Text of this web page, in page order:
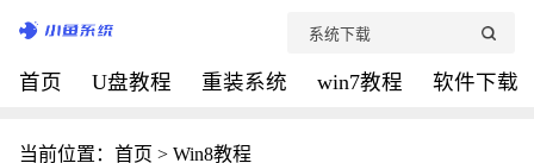
首页 U盘教程 重装系统 win7教程 软件下载
当前位置： 首页 > Win8教程